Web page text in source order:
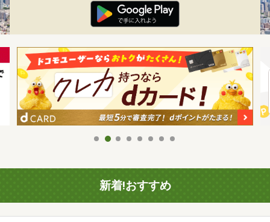
新着!おすすめ